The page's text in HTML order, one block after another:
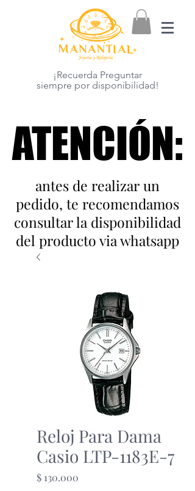
¡Recuerda Preguntar
siempre por disponibilidad!
ATENCIÓN:
ATENCIÓN:
antes de realizar un
pedido, te recomendamos
consultar la disponibilidad
del producto via whatsapp
Reloj Para Dama
Casio LTP-1183E-7
$ 130.000